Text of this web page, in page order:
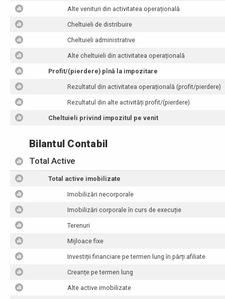
Alte venituri din activitatea operațională
Cheltuieli de distribuire
Cheltuieli administrative
Alte cheltuieli din activitatea operațională
Profit/(pierdere) pînă la impozitare
Rezultatul din activitatea operațională (profit/pierdere)
Rezultatul din alte activități profit/(pierdere)
Cheltuieli privind impozitul pe venit
Bilantul Contabil
Total Active
Total active imobilizate
Imobilizări necorporale
Imobilizări corporale în curs de execuție
Terenuri
Mijloace fixe
Investiții financiare pe termen lung în părți afiliate
Creanțe pe termen lung
Alte active imobilizate